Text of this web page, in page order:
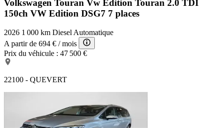
Volkswagen Touran Vw Edition Touran 2.0 TDI
150ch VW Edition DSG7 7 places
2026 1 000 km Diesel Automatique
A partir de 694 € / mois
Prix du véhicule : 47 500 €
22100 - QUEVERT